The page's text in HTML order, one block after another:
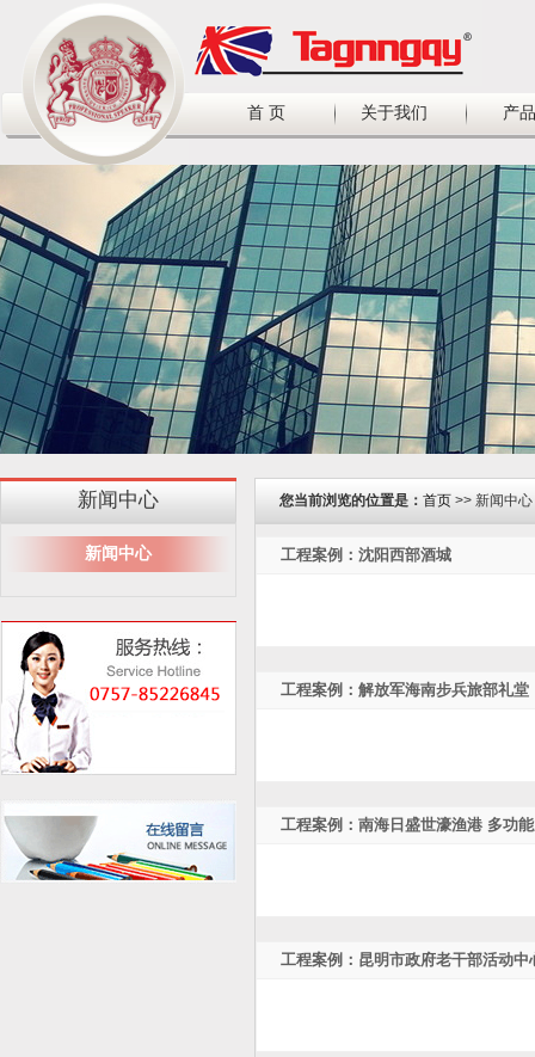
首 页 关于我们 产
新闻中心
新闻中心
您当前浏览的位置是： 首页 >> 新闻中心
工程案例：沈阳西部酒城
工程案例：解放军海南步兵旅部礼堂
工程案例：南海日盛世濠渔港 多功
工程案例：昆明市政府老干部活动中